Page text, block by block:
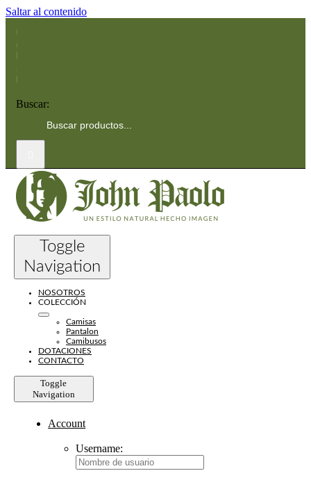
Saltar al contenido
Buscar:
Toggle
Navigation
NOSOTROS
COLECCIÓN
Camisas
Pantalon
Camibusos
DOTACIONES
CONTACTO
Toggle
Navigation
Account
Username: